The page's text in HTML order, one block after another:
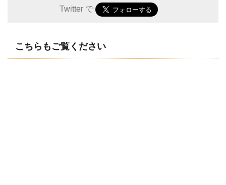
Twitter で
こちらもご覧ください